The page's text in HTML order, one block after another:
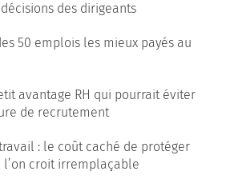
des dirigeants
50 emplois les mieux payés au
avantage RH qui pourrait éviter
de recrutement
: le coût caché de protéger
l’on croit irremplaçable